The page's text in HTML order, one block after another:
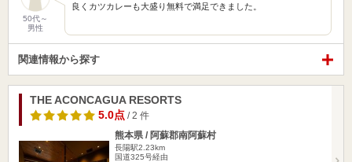
50代～
男性
良くカツカレーも大盛り無料で満足できました。
関連情報から探す
THE ACONCAGUA RESORTS
5.0点 / 2 件
熊本県 / 阿蘇郡南阿蘇村
長陽駅2.23km
国道325号経由